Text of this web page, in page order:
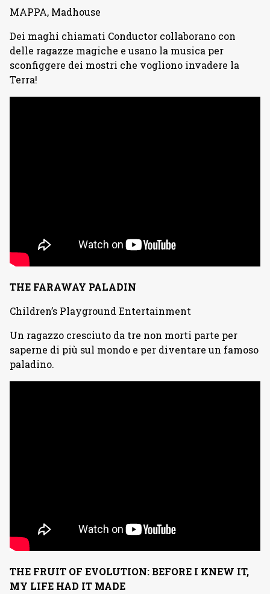
MAPPA, Madhouse
Dei maghi chiamati Conductor collaborano con
delle ragazze magiche e usano la musica per
sconfiggere dei mostri che vogliono invadere la
Terra!
THE FARAWAY PALADIN
Children’s Playground Entertainment
Un ragazzo cresciuto da tre non morti parte per
saperne di più sul mondo e per diventare un famoso
paladino.
THE FRUIT OF EVOLUTION: BEFORE I KNEW IT,
MY LIFE HAD IT MADE